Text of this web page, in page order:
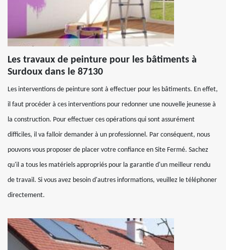
Les travaux de peinture pour les bâtiments à
Surdoux dans le 87130
Les interventions de peinture sont à effectuer pour les bâtiments. En effet,
il faut procéder à ces interventions pour redonner une nouvelle jeunesse à
la construction. Pour effectuer ces opérations qui sont assurément
difficiles, il va falloir demander à un professionnel. Par conséquent, nous
pouvons vous proposer de placer votre confiance en Site Fermé. Sachez
qu'il a tous les matériels appropriés pour la garantie d'un meilleur rendu
de travail. Si vous avez besoin d'autres informations, veuillez le téléphoner
directement.